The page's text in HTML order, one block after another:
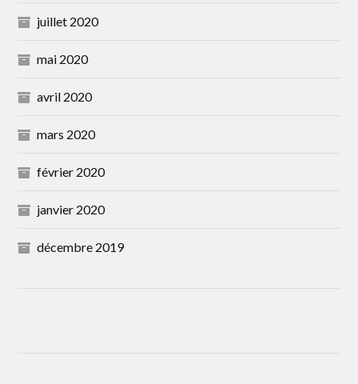
juillet 2020
mai 2020
avril 2020
mars 2020
février 2020
janvier 2020
décembre 2019